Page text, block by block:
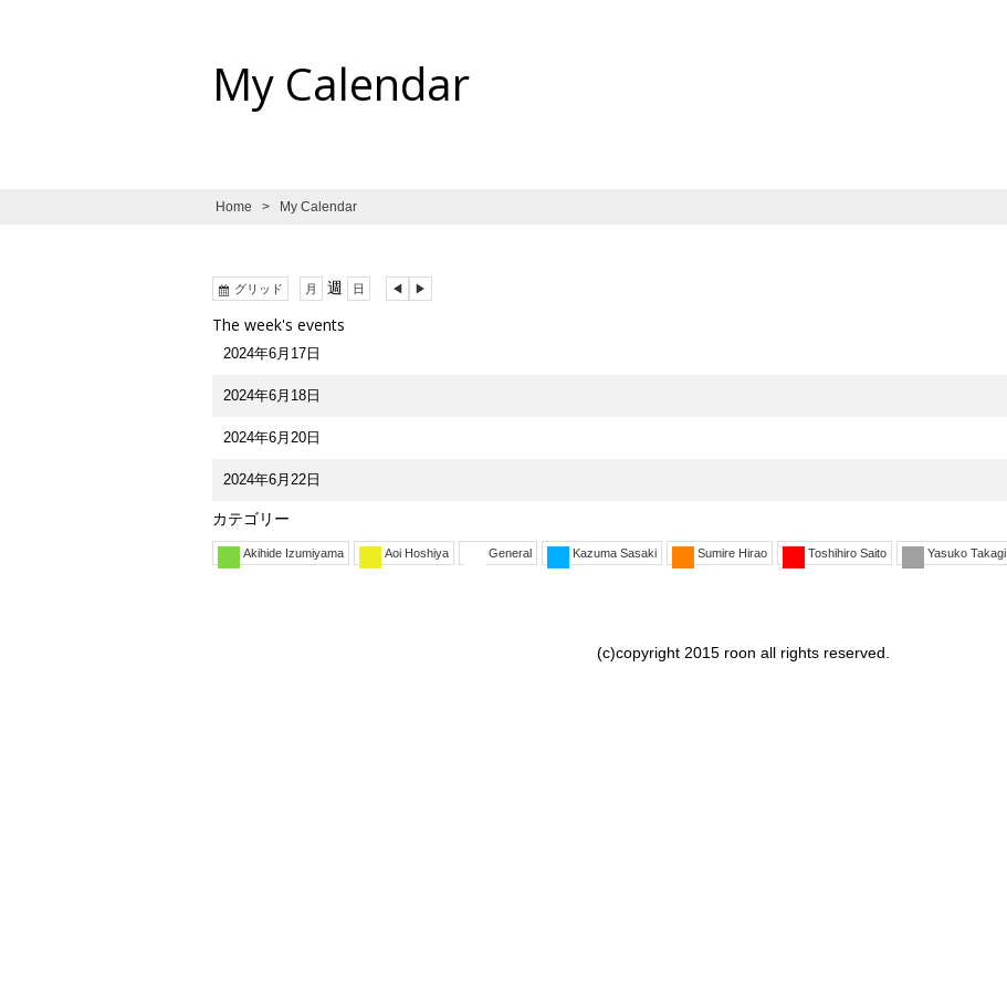
My Calendar
Home > My Calendar
グリッド
示
月 週 日
へ
次
へ
The week's events
2024年6月17日
2024年6月18日
2024年6月20日
2024年6月22日
カテゴリー
Akihide Izumiyama Aoi Hoshiya General Kazuma Sasaki Sumire Hirao Toshihiro Saito Yasuko Takagi
(c)copyright 2015 roon all rights reserved.